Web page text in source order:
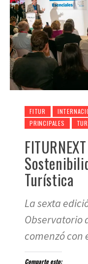
FITUR
PRINCIPALES
Turística
La sexta
Observatorio
comenzó con
Comparte esto: